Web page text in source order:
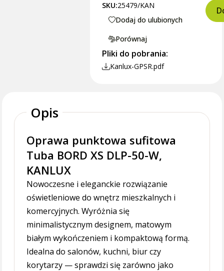
SKU:25479/KAN
Dodaj do ulubionych
Porównaj
Pliki do pobrania:
Kanlux-GPSR.pdf
Opis
Oprawa punktowa sufitowa
Tuba BORD XS DLP-50-W,
KANLUX
Nowoczesne i eleganckie rozwiązanie
oświetleniowe do wnętrz mieszkalnych i
komercyjnych. Wyróżnia się
minimalistycznym designem, matowym
białym wykończeniem i kompaktową formą.
Idealna do salonów, kuchni, biur czy
korytarzy — sprawdzi się zarówno jako